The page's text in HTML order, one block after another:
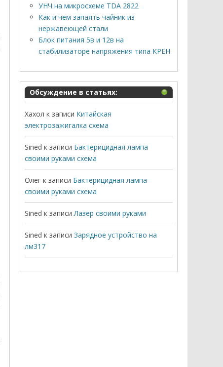
УНЧ на микросхеме TDA 2822
Как и чем запаять чайник из
нержавеющей стали
Блок питания 5в и 12в на
стабилизаторе напряжения типа КРЕН
Обсуждение в статьях:
Хахол к записи Китайская
электрозажигалка схема
Sined к записи Бактерицидная лампа
своими руками схема
Олег к записи Бактерицидная лампа
своими руками схема
Sined к записи Лазер своими руками
Sined к записи Зарядное устройство на
лм317